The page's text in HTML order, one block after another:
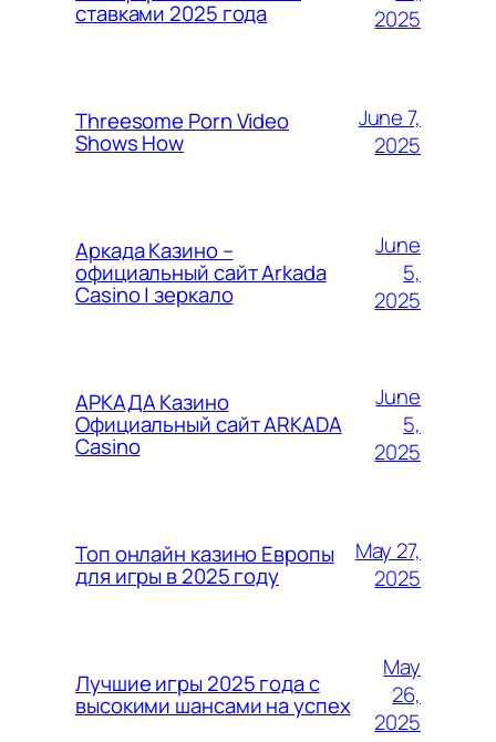
ставками 2025 года
2025
Threesome Porn Video
Shows How
June 7,
2025
Аркада Казино –
официальный сайт Arkada
Casino | зеркало
June
5,
2025
АРКАДА Казино
Официальный сайт ARKADA
Casino
June
5,
2025
Топ онлайн казино Европы
для игры в 2025 году
May 27,
2025
Лучшие игры 2025 года с
высокими шансами на успех
May
26,
2025